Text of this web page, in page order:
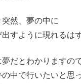
然、夢の中に
すように現れるは
だとわかりますの
中で行いたいと思